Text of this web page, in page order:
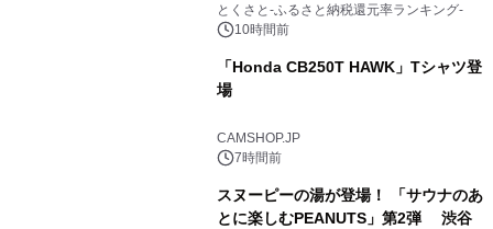
とくさと-ふるさと納税還元率ランキング-
10時間前
「Honda CB250T HAWK」Tシャツ登
場
CAMSHOP.JP
7時間前
スヌーピーの湯が登場！ 「サウナのあ
とに楽しむPEANUTS」第2弾 渋谷